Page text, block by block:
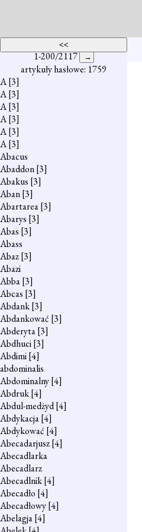
1-200/2117
artykuły hasłowe: 1759
A[3]
A[3]
A[3]
A[3]
A[3]
A[3]
Abacus
Abaddon[3]
Abakus [3]
Aban[3]
Abartarea[3]
Abarys [3]
Abas [3]
Abass
Abaz[3]
Abazi
Abba[3]
Abcas [3]
Abdank[3]
Abdankować [3]
Abderyta[3]
Abdhuci[3]
Abdimi[4]
abdominalis
Abdominalny[4]
Abdruk[4]
Abdul-medżyd[4]
Abdykacja[4]
Abdykować [4]
Abecadarjusz[4]
Abecadlarka
Abecadlarz
Abecadlnik[4]
Abecadło [4]
Abecadłowy[4]
Abelagja[4]